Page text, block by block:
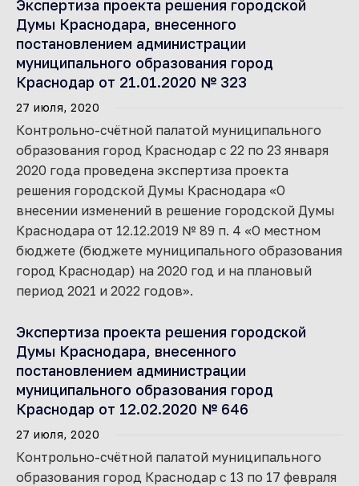
Экспертиза проекта решения городской
Думы Краснодара, внесенного
постановлением администрации
муниципального образования город
Краснодар от 21.01.2020 № 323
27 июля, 2020
Контрольно-счётной палатой муниципального
образования город Краснодар с 22 по 23 января
2020 года проведена экспертиза проекта
решения городской Думы Краснодара «О
внесении изменений в решение городской Думы
Краснодара от 12.12.2019 № 89 п. 4 «О местном
бюджете (бюджете муниципального образования
город Краснодар) на 2020 год и на плановый
период 2021 и 2022 годов».
Экспертиза проекта решения городской
Думы Краснодара, внесенного
постановлением администрации
муниципального образования город
Краснодар от 12.02.2020 № 646
27 июля, 2020
Контрольно-счётной палатой муниципального
образования город Краснодар с 13 по 17 февраля